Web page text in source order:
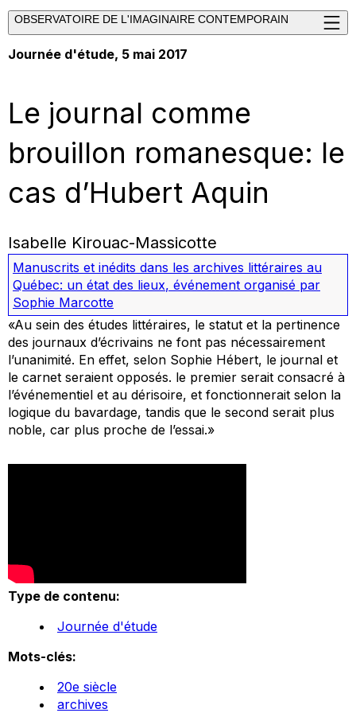
OBSERVATOIRE DE L'IMAGINAIRE CONTEMPORAIN
Journée d'étude, 5 mai 2017
Le journal comme
brouillon romanesque: le
cas d’Hubert Aquin
Isabelle Kirouac-Massicotte
Manuscrits et inédits dans les archives littéraires au
Québec: un état des lieux, événement organisé par
Sophie Marcotte
«Au sein des études littéraires, le statut et la pertinence
des journaux d’écrivains ne font pas nécessairement
l’unanimité. En effet, selon Sophie Hébert, le journal et
le carnet seraient opposés. le premier serait consacré à
l’événementiel et au dérisoire, et fonctionnerait selon la
logique du bavardage, tandis que le second serait plus
noble, car plus proche de l’essai.»
Type de contenu:
Journée d'étude
Mots-clés:
20e siècle
archives